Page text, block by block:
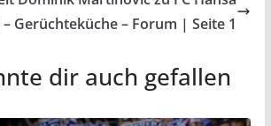
– Gerüchteküche – Forum | Seite 1
dir auch gefallen